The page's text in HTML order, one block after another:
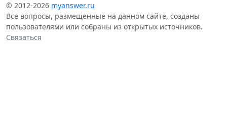
© 2012-2026 myanswer.ru
Все вопросы, размещенные на данном сайте, созданы
пользователями или собраны из открытых источников.
Связаться